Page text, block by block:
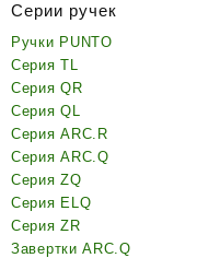
Серии ручек
Ручки PUNTO
Серия TL
Серия QR
Серия QL
Серия ARC.R
Серия ARC.Q
Серия ZQ
Серия ELQ
Серия ZR
Завертки ARC.Q